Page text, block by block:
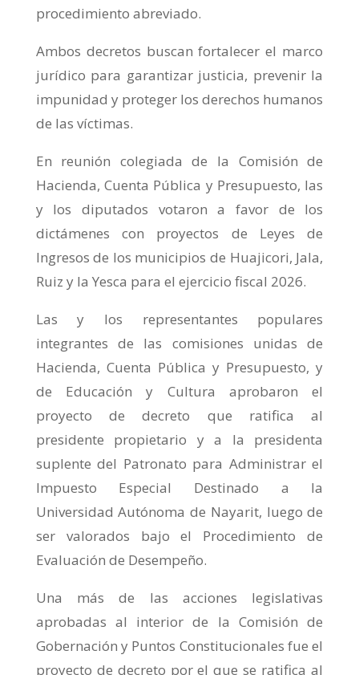
procedimiento abreviado.
Ambos decretos buscan fortalecer el marco
jurídico para garantizar justicia, prevenir la
impunidad y proteger los derechos humanos
de las víctimas.
En reunión colegiada de la Comisión de
Hacienda, Cuenta Pública y Presupuesto, las
y los diputados votaron a favor de los
dictámenes con proyectos de Leyes de
Ingresos de los municipios de Huajicori, Jala,
Ruiz y la Yesca para el ejercicio fiscal 2026.
Las y los representantes populares
integrantes de las comisiones unidas de
Hacienda, Cuenta Pública y Presupuesto, y
de Educación y Cultura aprobaron el
proyecto de decreto que ratifica al
presidente propietario y a la presidenta
suplente del Patronato para Administrar el
Impuesto Especial Destinado a la
Universidad Autónoma de Nayarit, luego de
ser valorados bajo el Procedimiento de
Evaluación de Desempeño.
Una más de las acciones legislativas
aprobadas al interior de la Comisión de
Gobernación y Puntos Constitucionales fue el
proyecto de decreto por el que se ratifica al